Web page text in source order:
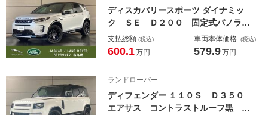
ディスカバリースポーツ ダイナミッ
ク ＳＥ Ｄ２００ 固定式パノラミ
ックルーフ ２０インチＡＷ ３列目
パック コールドクライメートコンビ
支払総額 (税込)
600.1万円
車両本体価格 (税込)
579.9万円
ランドローバー
ディフェンダー １１０Ｓ Ｄ３５０
エアサス コントラストルーフ黒 プ